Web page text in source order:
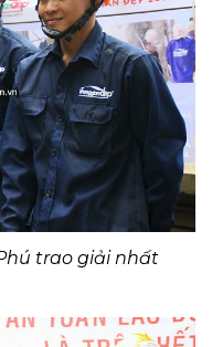
trao giải nhất